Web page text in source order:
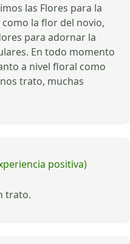
las Flores para la
la flor del novio,
para adornar la
En todo momento
a nivel floral como
trato, muchas
positiva)
trato.